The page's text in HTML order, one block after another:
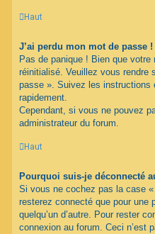
Haut
J’ai perdu mon mot de passe !
Pas de panique ! Bien que
réinitialisé. Veuillez vous rendre
passe ». Suivez les instructions
rapidement.
Cependant, si vous ne pouvez
administrateur du forum.
Haut
Pourquoi suis-je déconnecté
Si vous ne cochez pas la case
resterez connecté que pour une
quelqu’un d’autre. Pour rester
connexion au forum. Ceci n’est